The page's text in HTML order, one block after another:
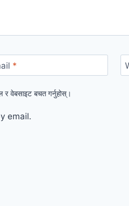
*
र वेबसाइट बचत गर्नुहोस्।
email.